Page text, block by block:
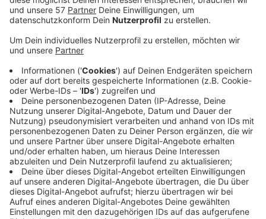
AfD-Kandidat Hartmut Beucker mit 16,4 Prozent.
Grünen mit 7,5 Prozent, Salvador Oberhaus von
der FDP mit 4,9 Prozent.
Im neuen Stadtrat ist die SPD die stärkste Kraft.
Mit 28,8 Prozent ist es ein nur leicht schlechteres
Ergebnis als vor fünf Jahren. Mehr Verluste gibt es
bei der CDU, sie kommt auf 22,2 Prozent.
Insgesamt ist der Stadtrat deutlich zerstückelter
als in der Vergangenheit. Mehrheiten zu finden
werde schwierig, sagt der Wuppertaler CDU-Chef
Johannes Slawig. Eine Zusammenarbeit mit der
AfD hat er ganz klar abgelehnt. Die AfD kommt auf